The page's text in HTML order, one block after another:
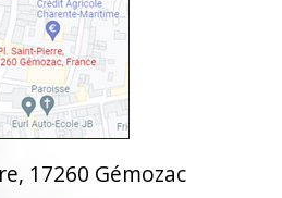
17260 Gémozac